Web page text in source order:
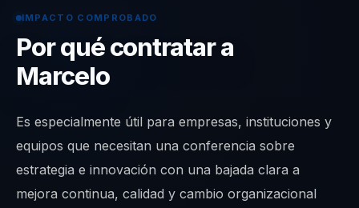
IMPACTO COMPROBADO
Por qué contratar a
Marcelo
Es especialmente útil para empresas, instituciones y
equipos que necesitan una conferencia sobre
estrategia e innovación con una bajada clara a
mejora continua, calidad y cambio organizacional